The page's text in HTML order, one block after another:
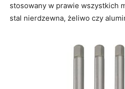
stosowany w prawie wszystkich
stal nierdzewna, żeliwo czy